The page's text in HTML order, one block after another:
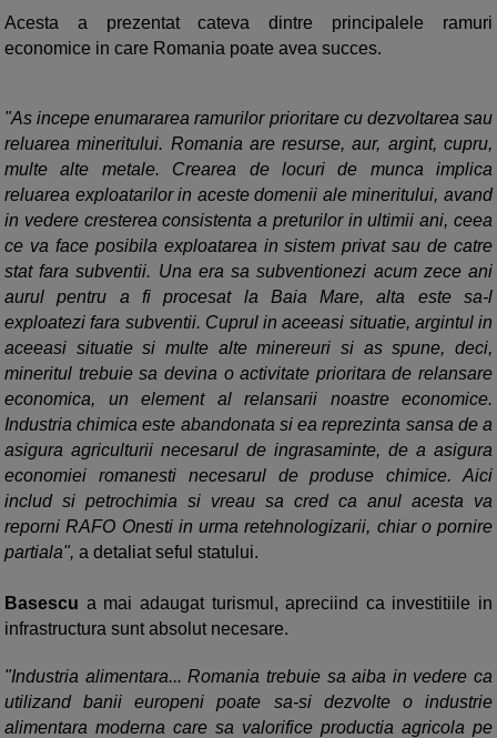
Acesta a prezentat cateva dintre principalele ramuri
economice in care Romania poate avea succes.
"As incepe enumararea ramurilor prioritare cu dezvoltarea sau
reluarea mineritului. Romania are resurse, aur, argint, cupru,
multe alte metale. Crearea de locuri de munca implica
reluarea exploatarilor in aceste domenii ale mineritului, avand
in vedere cresterea consistenta a preturilor in ultimii ani, ceea
ce va face posibila exploatarea in sistem privat sau de catre
stat fara subventii. Una era sa subventionezi acum zece ani
aurul pentru a fi procesat la Baia Mare, alta este sa-l
exploatezi fara subventii. Cuprul in aceeasi situatie, argintul in
aceeasi situatie si multe alte minereuri si as spune, deci,
mineritul trebuie sa devina o activitate prioritara de relansare
economica, un element al relansarii noastre economice.
Industria chimica este abandonata si ea reprezinta sansa de a
asigura agriculturii necesarul de ingrasaminte, de a asigura
economiei romanesti necesarul de produse chimice. Aici
includ si petrochimia si vreau sa cred ca anul acesta va
reporni RAFO Onesti in urma retehnologizarii, chiar o pornire
partiala", a detaliat seful statului.
Basescu a mai adaugat turismul, apreciind ca investitiile in
infrastructura sunt absolut necesare.
"Industria alimentara... Romania trebuie sa aiba in vedere ca
utilizand banii europeni poate sa-si dezvolte o industrie
alimentara moderna care sa valorifice productia agricola pe